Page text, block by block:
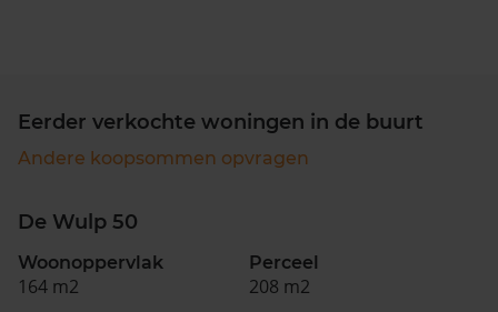
Eerder verkochte woningen in de buurt
Andere koopsommen opvragen
De Wulp 50
Woonoppervlak
164 m2
Perceel
208 m2